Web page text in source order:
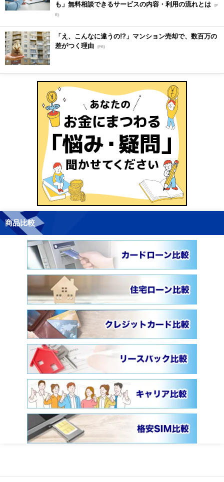
も」無料相談できるサービスの内容・利用の流れとは [P
R]
「え、こんなに違うの!?」マンション売却で、数百万の
差がつく理由 [PR]
商品比較